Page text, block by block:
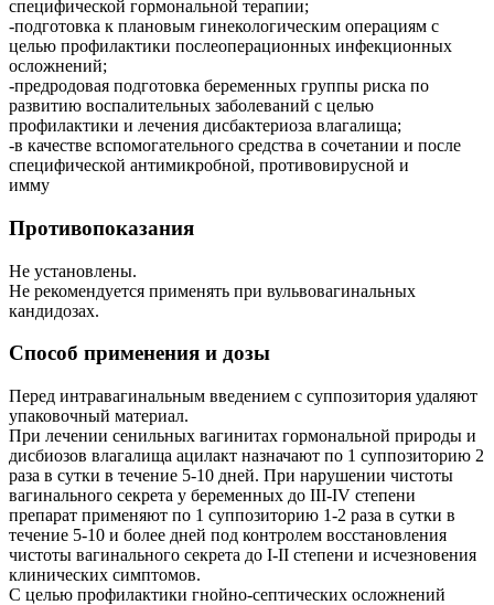
специфической гормональной терапии;
-подготовка к плановым гинекологическим операциям с
целью профилактики послеоперационных инфекционных
осложнений;
-предродовая подготовка беременных группы риска по
развитию воспалительных заболеваний с целью
профилактики и лечения дисбактериоза влагалища;
-в качестве вспомогательного средства в сочетании и после
специфической антимикробной, противовирусной и
имму
Противопоказания
Не установлены.
Не рекомендуется применять при вульвовагинальных
кандидозах.
Способ применения и дозы
Перед интравагинальным введением с суппозитория удаляют
упаковочный материал.
При лечении сенильных вагинитах гормональной природы и
дисбиозов влагалища ацилакт назначают по 1 суппозиторию 2
раза в сутки в течение 5-10 дней. При нарушении чистоты
вагинального секрета у беременных до III-IV степени
препарат применяют по 1 суппозиторию 1-2 раза в сутки в
течение 5-10 и более дней под контролем восстановления
чистоты вагинального секрета до I-II степени и исчезновения
клинических симптомов.
С целью профилактики гнойно-септических осложнений